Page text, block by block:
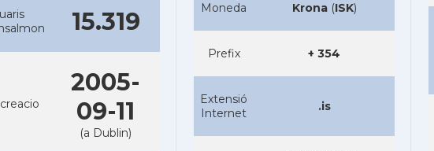
15.319
2005-
09-11
(a Dublin)
Moneda Krona(ISK)
Prefix + 354
Extensió
Internet
.is